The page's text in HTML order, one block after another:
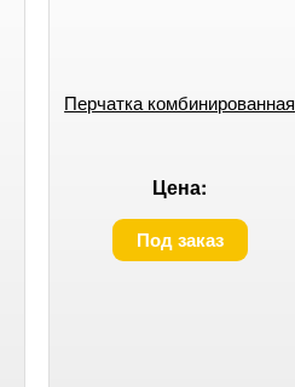
Перчатка комбинированная
Цена:
Под заказ